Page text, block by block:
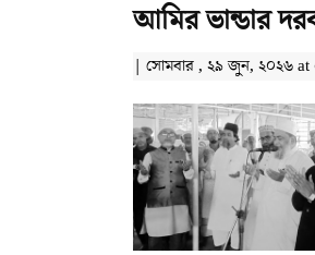
আমির ভান্ডার
| সোমবার , ২৯ জুন, ২০২৬ at